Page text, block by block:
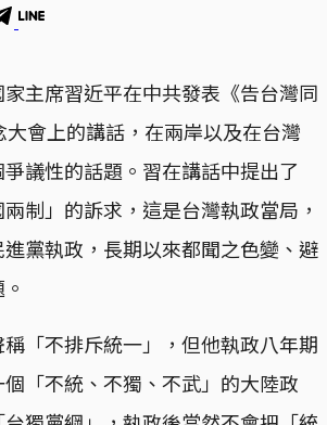
主席習近平在中共發表《告台灣同
會上的講話，在兩岸以及在台灣
議性的話題。習在講話中提出了
兩制」的訴求，這是台灣執政當局，
黨執政，長期以來都聞之色變、避
「不排斥統一」，但他執政八年期
「不統、不獨、不武」的大陸政